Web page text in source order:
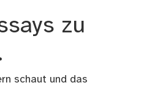
zu
schaut und das